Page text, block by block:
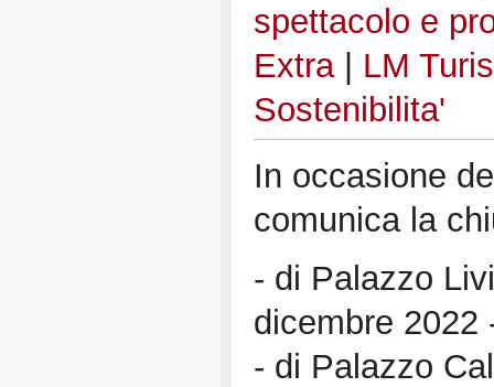
spettacolo e
Extra| LM
Sostenibilita'
In occasione
comunica la
- di Palazzo
dicembre 2022
- di Palazzo